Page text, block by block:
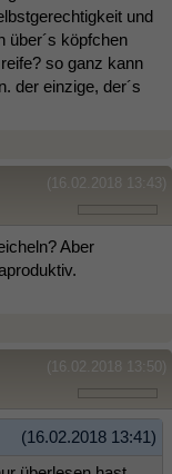
und
über´s köpfchen
so ganz kann
der einzige, der´s
(16.02.2018 13:43)
Aber
(16.02.2018 13:50)
(16.02.2018 13:41)